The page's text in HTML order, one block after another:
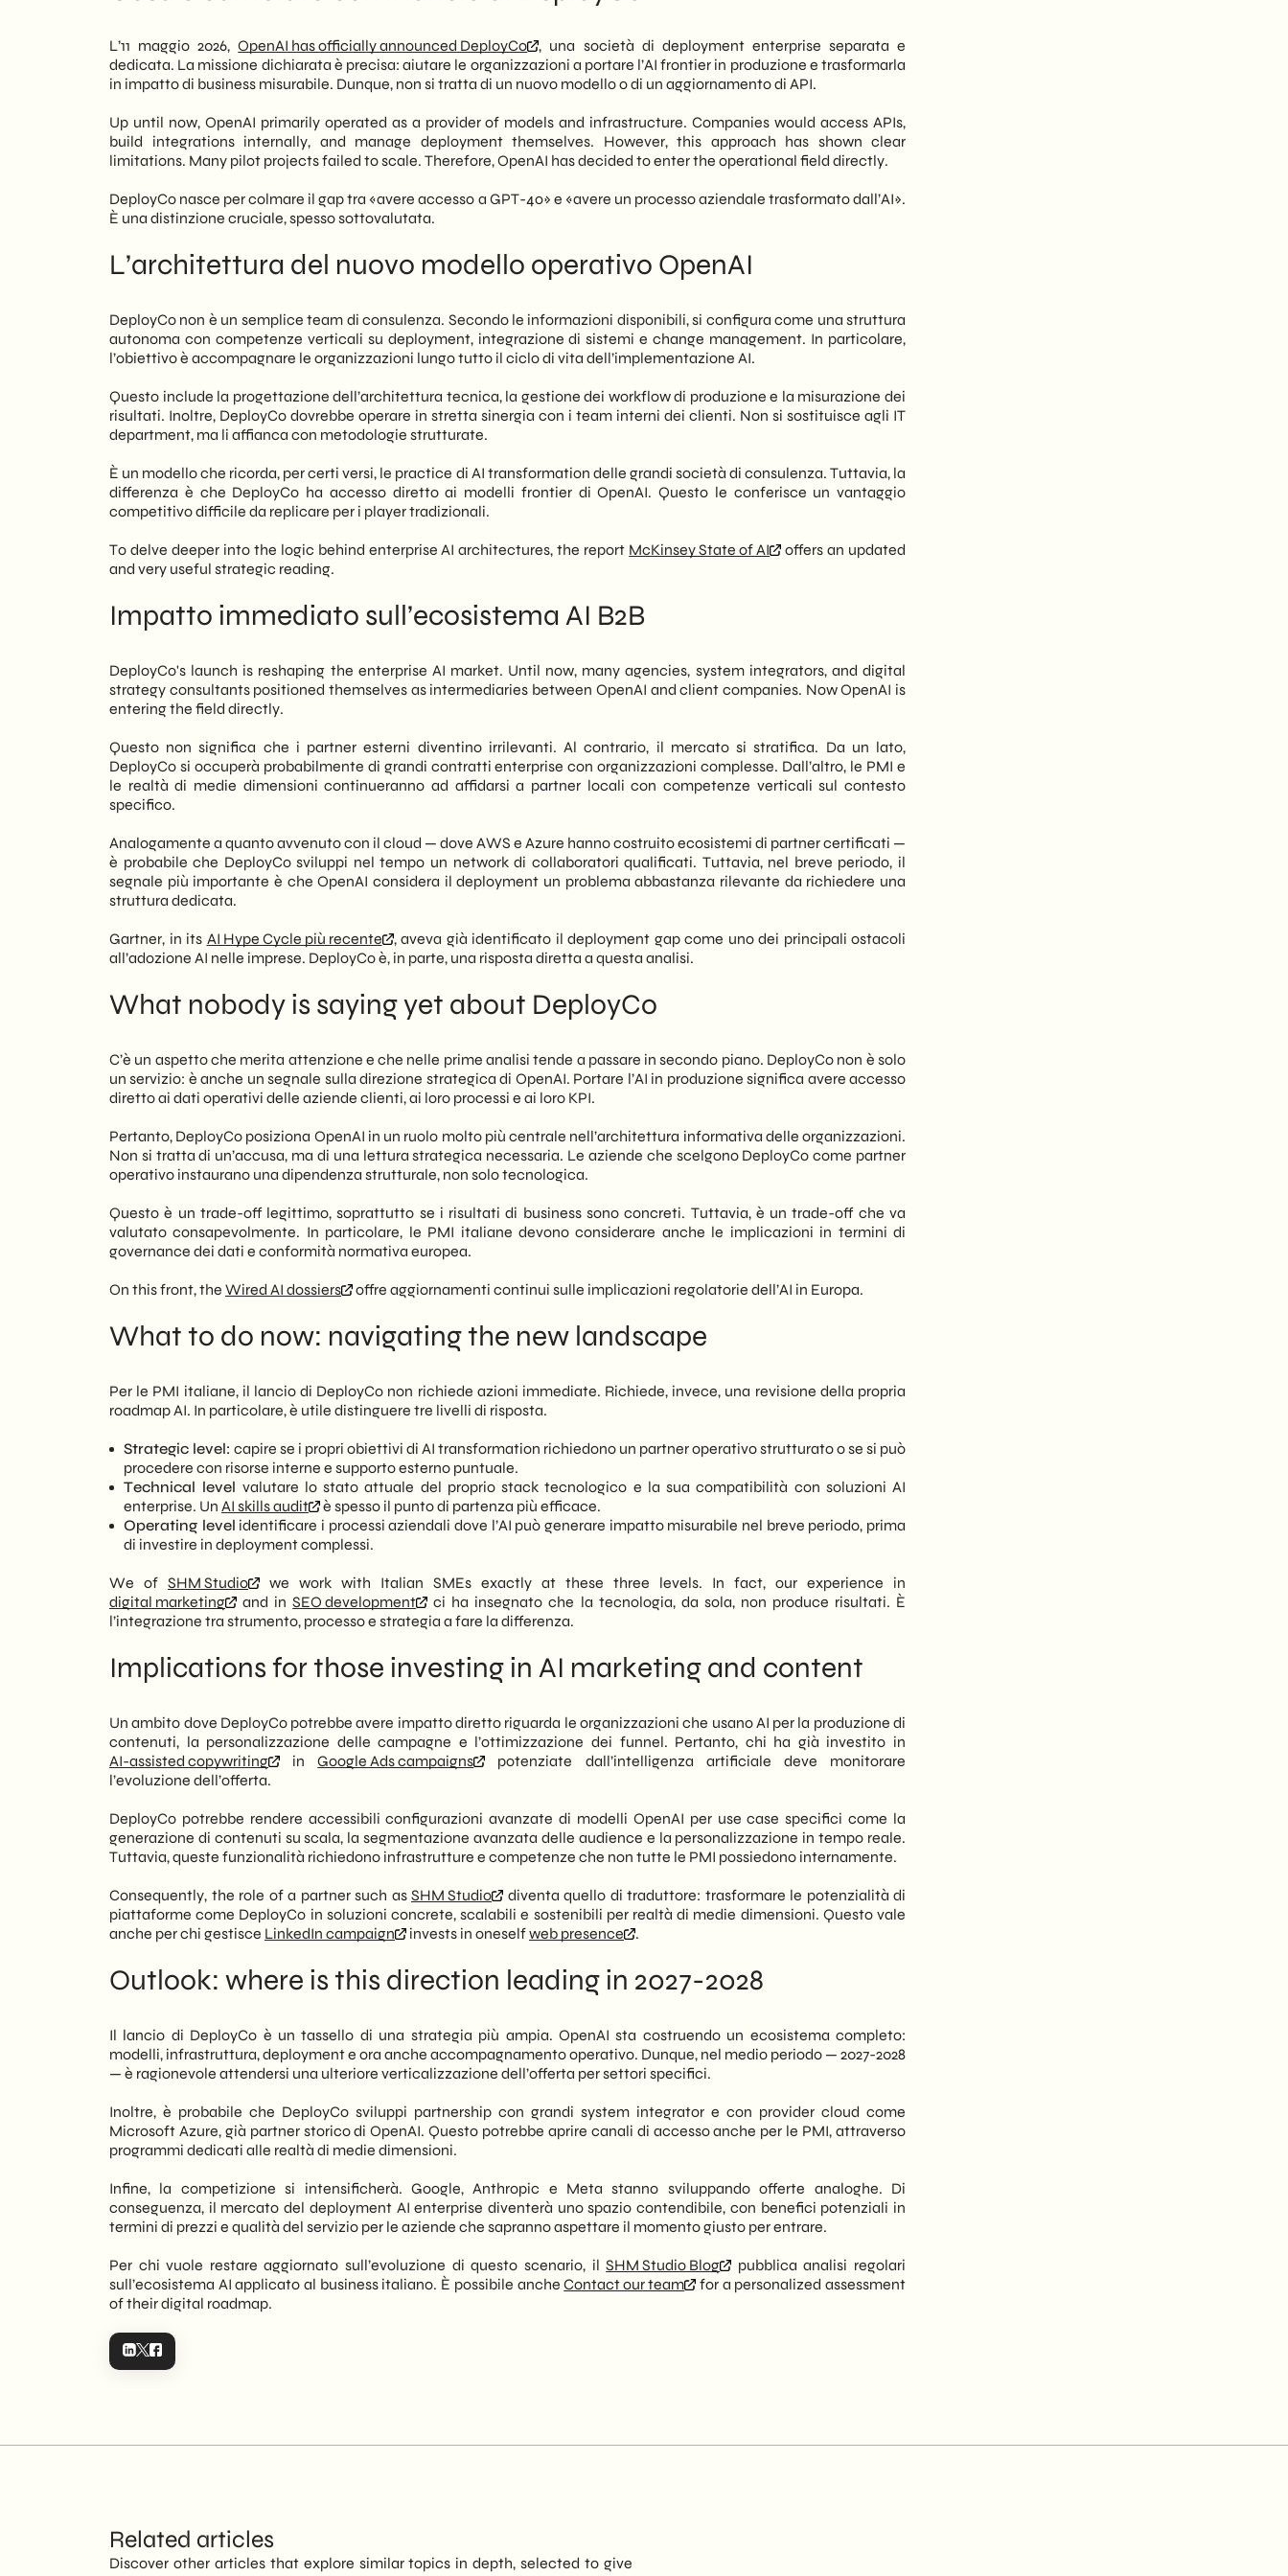
partner operativo per le organizzazioni che vogliono trasformare l’AI in impatto di business misurabile.
Pertanto, la domanda per le PMI italiane non è più «quale modello scegliere», ma «chi mi aiuta a
portarlo in produzione in modo sostenibile». DeployCo risponde esattamente a questo vuoto. Tuttavia,
l’offerta è calibrata su grandi organizzazioni con infrastrutture complesse. Di conseguenza, le realtà di
medie dimensioni dovranno valutare con attenzione se e come accedere a questi servizi, anche
tramite partner locali specializzati.
In this scenario, SHM Studio
monitora l’evoluzione dell’ecosistema AI per supportare le PMI italiane
nell’adozione strategica di soluzioni concrete. Infatti, la distanza tra un modello AI e un risultato di
business dipende quasi sempre dalla qualità del deployment, non dalla potenza del modello stesso.
L’11 maggio 2026,OpenAI has officially announced DeployCo
, una società di deployment enterprise separata e
dedicata. La missione dichiarata è precisa: aiutare le organizzazioni a portare l’AI frontier in produzione e trasformarla
in impatto di business misurabile. Dunque, non si tratta di un nuovo modello o di un aggiornamento di API.
Up until now, OpenAI primarily operated as a provider of models and infrastructure. Companies would access APIs,
build integrations internally, and manage deployment themselves. However, this approach has shown clear
limitations. Many pilot projects failed to scale. Therefore, OpenAI has decided to enter the operational field directly.
DeployCo nasce per colmare il gap tra «avere accesso a GPT-4o» e «avere un processo aziendale trasformato dall’AI».
È una distinzione cruciale, spesso sottovalutata.
L’architettura del nuovo modello operativo OpenAI
DeployCo non è un semplice team di consulenza. Secondo le informazioni disponibili, si configura come una struttura
autonoma con competenze verticali su deployment, integrazione di sistemi e change management. In particolare,
l’obiettivo è accompagnare le organizzazioni lungo tutto il ciclo di vita dell’implementazione AI.
Questo include la progettazione dell’architettura tecnica, la gestione dei workflow di produzione e la misurazione dei
risultati. Inoltre, DeployCo dovrebbe operare in stretta sinergia con i team interni dei clienti. Non si sostituisce agli IT
department, ma li affianca con metodologie strutturate.
È un modello che ricorda, per certi versi, le practice di AI transformation delle grandi società di consulenza. Tuttavia, la
differenza è che DeployCo ha accesso diretto ai modelli frontier di OpenAI. Questo le conferisce un vantaggio
competitivo difficile da replicare per i player tradizionali.
To delve deeper into the logic behind enterprise AI architectures, the report McKinsey State of AI
offers an updated
and very useful strategic reading.
Impatto immediato sull’ecosistema AI B2B
DeployCo's launch is reshaping the enterprise AI market. Until now, many agencies, system integrators, and digital
strategy consultants positioned themselves as intermediaries between OpenAI and client companies. Now OpenAI is
entering the field directly.
Questo non significa che i partner esterni diventino irrilevanti. Al contrario, il mercato si stratifica. Da un lato,
DeployCo si occuperà probabilmente di grandi contratti enterprise con organizzazioni complesse. Dall’altro, le PMI e
le realtà di medie dimensioni continueranno ad affidarsi a partner locali con competenze verticali sul contesto
specifico.
Analogamente a quanto avvenuto con il cloud — dove AWS e Azure hanno costruito ecosistemi di partner certificati —
è probabile che DeployCo sviluppi nel tempo un network di collaboratori qualificati. Tuttavia, nel breve periodo, il
segnale più importante è che OpenAI considera il deployment un problema abbastanza rilevante da richiedere una
struttura dedicata.
Gartner, in its AI Hype Cycle più recente
, aveva già identificato il deployment gap come uno dei principali ostacoli
all’adozione AI nelle imprese. DeployCo è, in parte, una risposta diretta a questa analisi.
What nobody is saying yet about DeployCo
C’è un aspetto che merita attenzione e che nelle prime analisi tende a passare in secondo piano. DeployCo non è solo
un servizio: è anche un segnale sulla direzione strategica di OpenAI. Portare l’AI in produzione significa avere accesso
diretto ai dati operativi delle aziende clienti, ai loro processi e ai loro KPI.
Pertanto, DeployCo posiziona OpenAI in un ruolo molto più centrale nell’architettura informativa delle organizzazioni.
Non si tratta di un’accusa, ma di una lettura strategica necessaria. Le aziende che scelgono DeployCo come partner
operativo instaurano una dipendenza strutturale, non solo tecnologica.
Questo è un trade-off legittimo, soprattutto se i risultati di business sono concreti. Tuttavia, è un trade-off che va
valutato consapevolmente. In particolare, le PMI italiane devono considerare anche le implicazioni in termini di
governance dei dati e conformità normativa europea.
On this front, the Wired AI dossiers offre aggiornamenti continui sulle implicazioni regolatorie dell’AI in Europa.
What to do now: navigating the new landscape
Per le PMI italiane, il lancio di DeployCo non richiede azioni immediate. Richiede, invece, una revisione della propria
roadmap AI. In particolare, è utile distinguere tre livelli di risposta.
Strategic level: capire se i propri obiettivi di AI transformation richiedono un partner operativo strutturato o se si può
procedere con risorse interne e supporto esterno puntuale.
Technical level valutare lo stato attuale del proprio stack tecnologico e la sua compatibilità con soluzioni AI
enterprise. Un AI skills audit
è spesso il punto di partenza più efficace.
Operating level identificare i processi aziendali dove l’AI può generare impatto misurabile nel breve periodo, prima
di investire in deployment complessi.
We of SHM Studio
we work with Italian SMEs exactly at these three levels. In fact, our experience in
digital marketing
and inSEO development
ci ha insegnato che la tecnologia, da sola, non produce risultati. È
l’integrazione tra strumento, processo e strategia a fare la differenza.
Implications for those investing in AI marketing and content
Un ambito dove DeployCo potrebbe avere impatto diretto riguarda le organizzazioni che usano AI per la produzione di
contenuti, la personalizzazione delle campagne e l’ottimizzazione dei funnel. Pertanto, chi ha già investito in
AI-assisted copywriting
inGoogle Ads campaigns
potenziate dall’intelligenza artificiale deve monitorare
l’evoluzione dell’offerta.
DeployCo potrebbe rendere accessibili configurazioni avanzate di modelli OpenAI per use case specifici come la
generazione di contenuti su scala, la segmentazione avanzata delle audience e la personalizzazione in tempo reale.
Tuttavia, queste funzionalità richiedono infrastrutture e competenze che non tutte le PMI possiedono internamente.
Consequently, the role of a partner such as SHM Studio
diventa quello di traduttore: trasformare le potenzialità di
piattaforme come DeployCo in soluzioni concrete, scalabili e sostenibili per realtà di medie dimensioni. Questo vale
anche per chi gestisce LinkedIn campaign invests in oneselfweb presence .
Outlook: where is this direction leading in 2027-2028
Il lancio di DeployCo è un tassello di una strategia più ampia. OpenAI sta costruendo un ecosistema completo:
modelli, infrastruttura, deployment e ora anche accompagnamento operativo. Dunque, nel medio periodo — 2027-2028
— è ragionevole attendersi una ulteriore verticalizzazione dell’offerta per settori specifici.
Inoltre, è probabile che DeployCo sviluppi partnership con grandi system integrator e con provider cloud come
Microsoft Azure, già partner storico di OpenAI. Questo potrebbe aprire canali di accesso anche per le PMI, attraverso
programmi dedicati alle realtà di medie dimensioni.
Infine, la competizione si intensificherà. Google, Anthropic e Meta stanno sviluppando offerte analoghe. Di
conseguenza, il mercato del deployment AI enterprise diventerà uno spazio contendibile, con benefici potenziali in
termini di prezzi e qualità del servizio per le aziende che sapranno aspettare il momento giusto per entrare.
Per chi vuole restare aggiornato sull’evoluzione di questo scenario, ilSHM Studio Blog
pubblica analisi regolari
sull’ecosistema AI applicato al business italiano. È possibile ancheContact our team
for a personalized assessment
of their digital roadmap.
Related articles
Discover other articles that explore similar topics in depth, selected to give